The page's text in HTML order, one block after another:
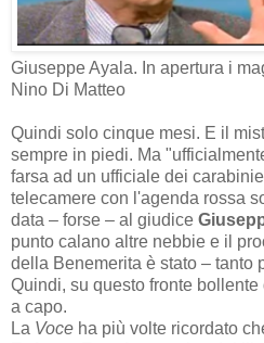
Giuseppe Ayala. In apertura i
Nino Di Matteo
Quindi solo cinque mesi. E il
sempre in piedi. Ma
farsa ad un ufficiale dei
telecamere con l'agenda rossa
data – forse – al giudice
punto calano altre nebbie e il
della Benemerita è stato – tanto
Quindi, su questo fronte
a capo.
La Voce ha più volte ricordato